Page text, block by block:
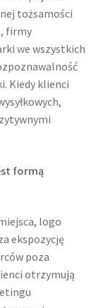
tożsamości
firmy
we wszystkich
Kiedy klienci
formą
logo
ekspozycję
poza
otrzymują